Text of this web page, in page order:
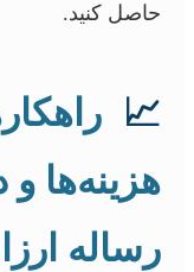
حاصل کنید.
📈
هزینه‌ها
رساله